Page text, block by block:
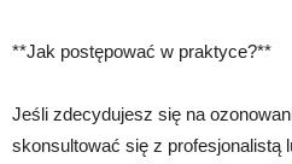
**Jak postępować w praktyce?**
Jeśli zdecydujesz się na
skonsultować się z profesjonalistą